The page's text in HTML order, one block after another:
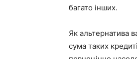
багато інших.
Як альтернатива
сума таких